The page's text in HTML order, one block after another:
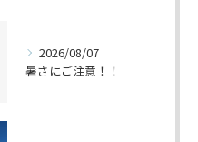
2026/08/07
暑さにご注意！！